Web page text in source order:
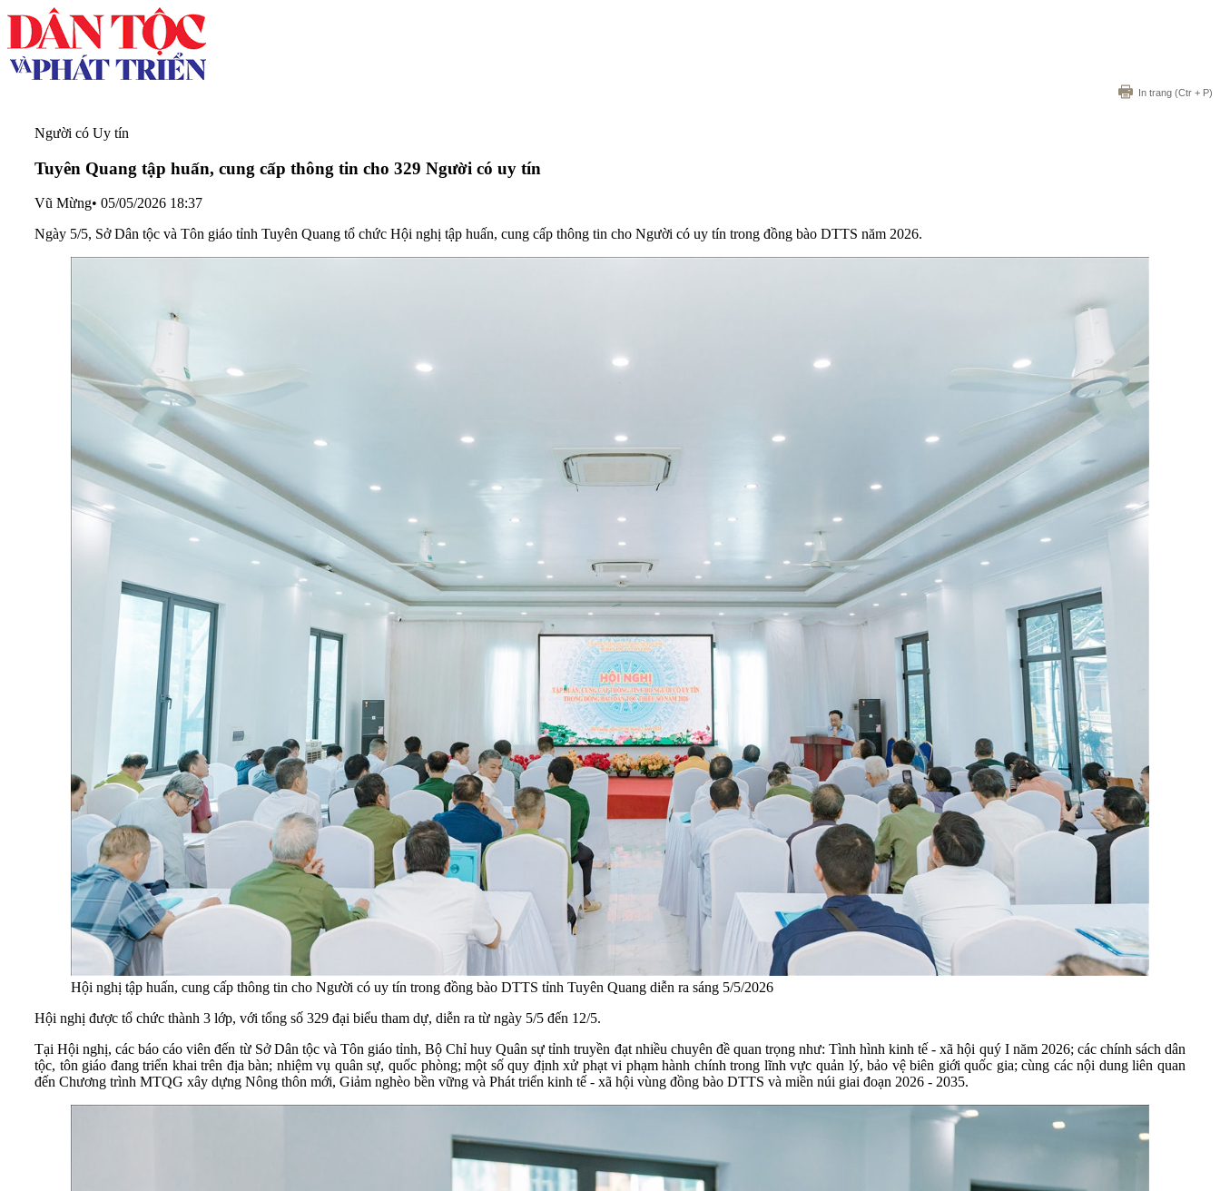
In trang (Ctr + P)
Người có Uy tín
Tuyên Quang tập huấn, cung cấp thông tin cho 329 Người có uy tín
Vũ Mừng• 05/05/2026 18:37
Ngày 5/5, Sở Dân tộc và Tôn giáo tỉnh Tuyên Quang tổ chức Hội nghị tập huấn, cung cấp thông tin cho Người có uy tín trong đồng bào DTTS năm 2026.
Hội nghị tập huấn, cung cấp thông tin cho Người có uy tín trong đồng bào DTTS tỉnh Tuyên Quang diễn ra sáng 5/5/2026
Hội nghị được tổ chức thành 3 lớp, với tổng số 329 đại biểu tham dự, diễn ra từ ngày 5/5 đến 12/5.
Tại Hội nghị, các báo cáo viên đến từ Sở Dân tộc và Tôn giáo tỉnh, Bộ Chỉ huy Quân sự tỉnh truyền đạt nhiều chuyên đề quan trọng như: Tình hình kinh tế - xã hội quý I năm 2026; các chính sách dân
tộc, tôn giáo đang triển khai trên địa bàn; nhiệm vụ quân sự, quốc phòng; một số quy định xử phạt vi phạm hành chính trong lĩnh vực quản lý, bảo vệ biên giới quốc gia; cùng các nội dung liên quan
đến Chương trình MTQG xây dựng Nông thôn mới, Giảm nghèo bền vững và Phát triển kinh tế - xã hội vùng đồng bào DTTS và miền núi giai đoạn 2026 - 2035.